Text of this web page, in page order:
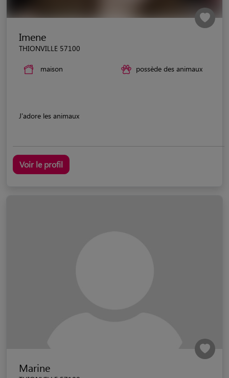
Imene
THIONVILLE 57100
maison possède des animaux
J'adore les animaux
Voir le profil
Marine